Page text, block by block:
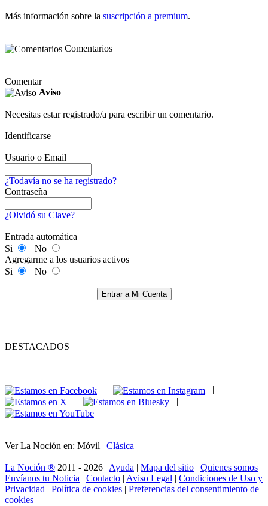
Más información sobre la suscripción a premium.
Comentarios
Comentar
Aviso
Necesitas estar registrado/a para escribir un comentario.
Identificarse
Usuario o Email
¿Todavía no se ha registrado?
Contraseña
¿Olvidó su Clave?
Entrada automática
Si
No
Agregarme a los usuarios activos
Si
No
Entrar a Mi Cuenta
DESTACADOS
|
|
Ver La Noción en: Móvil | Clásica
La Noción ® 2011 - 2026 | Ayuda | Mapa del sitio | Quienes somos |
Envíanos tu Noticia | Contacto | Aviso Legal | Condiciones de Uso y
Privacidad | Política de cookies | Preferencias del consentimiento de
cookies